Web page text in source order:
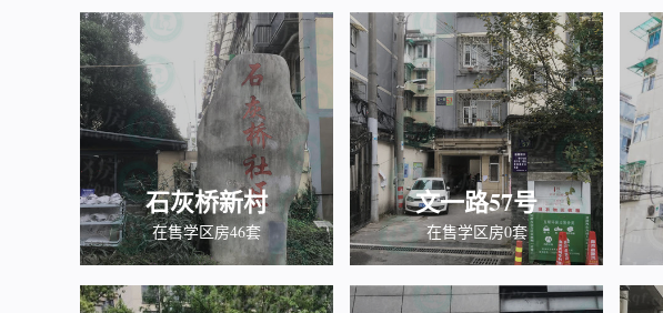
石灰桥新村
在售学区房46套
文一路57号
在售学区房0套